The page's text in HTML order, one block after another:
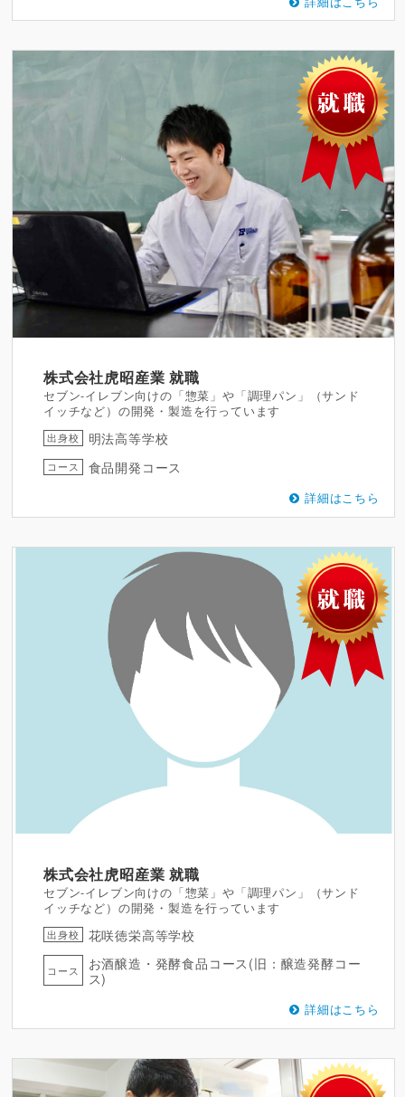
株式会社虎昭産業 就職
セブン-イレブン向けの「惣菜」や「調理パン」（サンド
イッチなど）の開発・製造を行っています
出身校 明法高等学校
コース 食品開発コース
詳細はこちら
株式会社虎昭産業 就職
セブン-イレブン向けの「惣菜」や「調理パン」（サンド
イッチなど）の開発・製造を行っています
出身校 花咲徳栄高等学校
コース
お酒醸造・発酵食品コース(旧：醸造発酵コー
ス)
詳細はこちら